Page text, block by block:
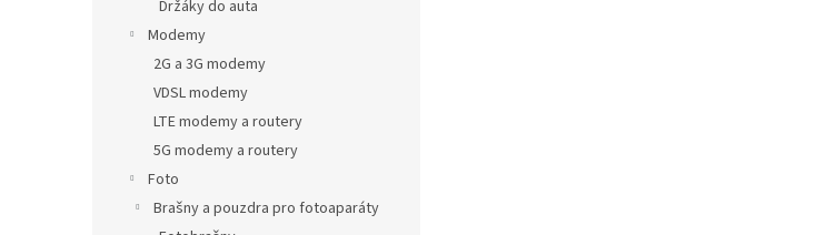
Držáky do auta
Modemy
2G a 3G modemy
VDSL modemy
LTE modemy a routery
5G modemy a routery
Foto
Brašny a pouzdra pro fotoaparáty